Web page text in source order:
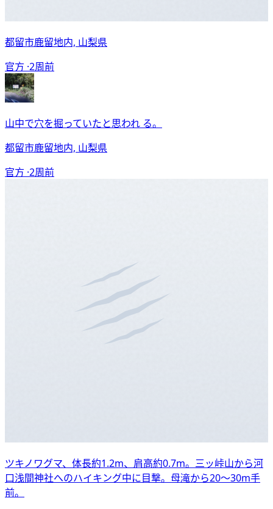
都留市鹿留地内, 山梨県
官方 ·2周前
山中で穴を掘っていたと思われ る。
都留市鹿留地内, 山梨県
官方 ·2周前
ツキノワグマ、体長約1.2m、肩高約0.7m。三ッ峠山から河
口浅間神社へのハイキング中に目撃。母滝から20〜30m手
前。